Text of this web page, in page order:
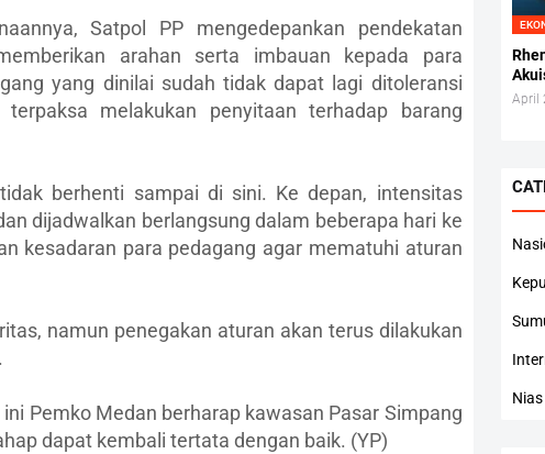
Satpol PP mengedepankan pendekatan
arahan serta imbauan kepada para
yang dinilai sudah tidak dapat lagi ditoleransi
melakukan penyitaan terhadap barang
berhenti sampai di sini. Ke depan, intensitas
dijadwalkan berlangsung dalam beberapa hari ke
kesadaran para pedagang agar mematuhi aturan
namun penegakan aturan akan terus dilakukan
Pemko Medan berharap kawasan Pasar Simpang
dapat kembali tertata dengan baik. (YP)
April